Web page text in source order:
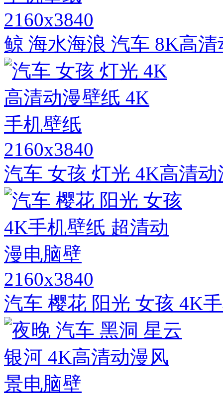
2160x3840
鲸 海水海浪 汽车 8K高
2160x3840
汽车 女孩 灯光 4K高清
2160x3840
汽车 樱花 阳光 女孩 4K